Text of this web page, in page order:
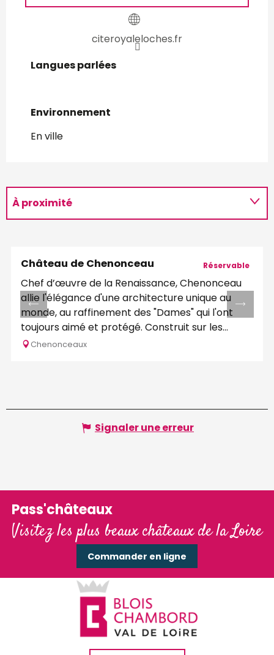
citeroyaleloches.fr
Langues parlées
Langues parlées
Environnement
Environnement
En ville
À proximité
Château de Chenonceau
Chef d’œuvre de la Renaissance, Chenonceau
allie l'élégance d'une architecture unique au
monde, au raffinement des "Dames" qui l'ont
toujours aimé et protégé. Construit sur les...
Chenonceaux
Réservable
Signaler une erreur
Pass'châteaux
Visitez les plus beaux châteaux de la Loire
Commander en ligne